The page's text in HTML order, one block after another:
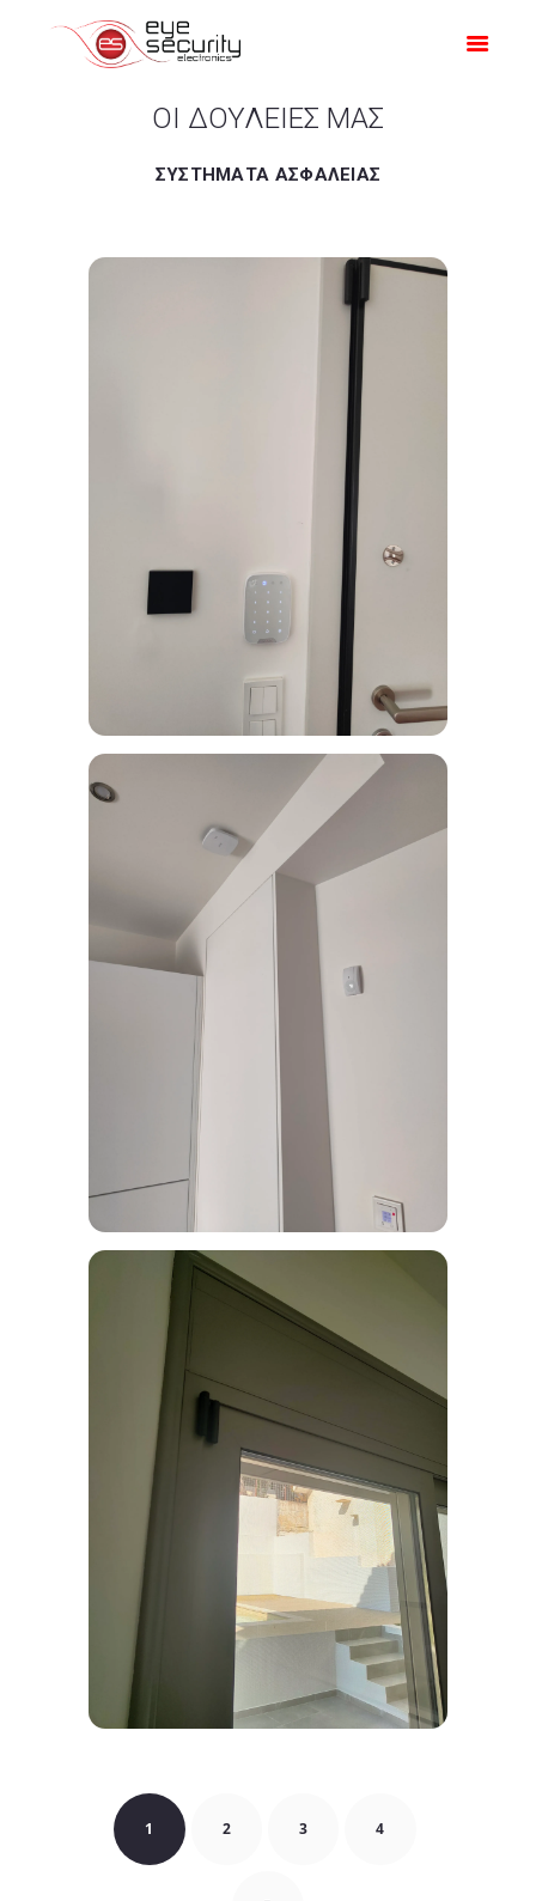
ΑΡΧΙΚΗ
ΠΡΟΣΦΟΡΕΣ
ΠΡΟΪΟΝΤΑ
ΟΙ ΔΟΥΛΕΙΕΣ ΜΑΣ
ΣΥΣΤΗΜΑΤΑ ΑΣΦΑΛΕΙΑΣ
1 2 3 4